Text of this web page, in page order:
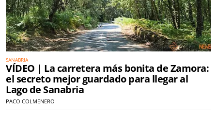
SANABRIA
VÍDEO | La carretera más bonita de Zamora:
el secreto mejor guardado para llegar al
Lago de Sanabria
PACO COLMENERO